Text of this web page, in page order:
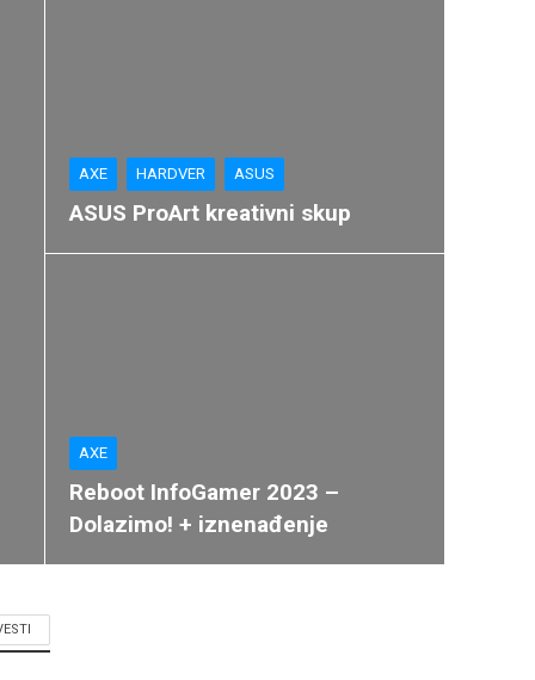
AXE HARDVER ASUS
ASUS ProArt kreativni skup
AXE
Reboot InfoGamer 2023 –
Dolazimo! + iznenađenje